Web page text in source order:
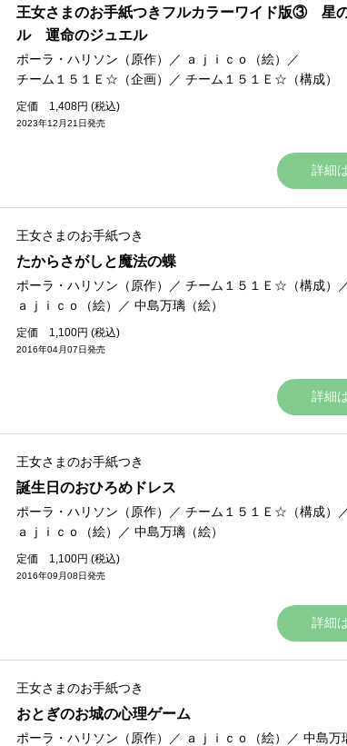
王女さまのお手紙つきフルカラーワイド版③ 星
ル 運命のジュエル
ポーラ・ハリソン（原作） ／ ａｊｉｃｏ（絵）
／
チーム１５１Ｅ☆（企画）
／ チーム１５１Ｅ☆（構成）
定価 1,408円 (税込)
2023年12月21日発売
詳細
王女さまのお手紙つき
たからさがしと魔法の蝶
ポーラ・ハリソン（原作） ／ チーム１５１Ｅ☆（構成）
ａｊｉｃｏ（絵）
／ 中島万璃（絵）
定価 1,100円 (税込)
2016年04月07日発売
詳細
王女さまのお手紙つき
誕生日のおひろめドレス
ポーラ・ハリソン（原作） ／ チーム１５１Ｅ☆（構成）
ａｊｉｃｏ（絵）
／ 中島万璃（絵）
定価 1,100円 (税込)
2016年09月08日発売
詳細
王女さまのお手紙つき
おとぎのお城の心理ゲーム
ポーラ・ハリソン（原作） ／ ａｊｉｃｏ（絵） ／ 中島万